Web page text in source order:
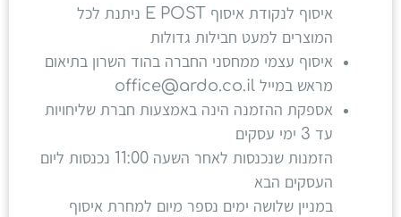
איסוף לנקודת איסוף E POST ניתנת לכל
המוצרים למעט חבילות גדולות
איסוף עצמי ממחסני החברה בהוד השרון בתיאום
מראש במייל office@ardo.co.il
אספקת ההזמנה הינה באמצעות חברת שליחויות
עד 3 ימי עסקים
הזמנות שנכנסות לאחר השעה 11:00 נכנסות ליום
העסקים הבא
במניין שלושה ימים נספר מיום למחרת איסוף